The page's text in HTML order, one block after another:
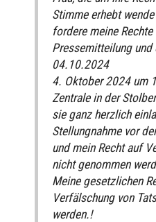
Stimme erhebt
fordere meine
Pressemitteilung
04.10.2024
4. Oktober 2024 um
Zentrale in der
sie ganz herzlich
Stellungnahme vor
und mein Recht auf
nicht genommen
Meine gesetzlichen
Verfälschung von
werden.!